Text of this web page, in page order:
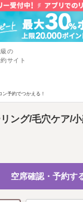
の
サイト
ン予約でつかえる！
ング/毛穴ケア/
空席確認・予約す